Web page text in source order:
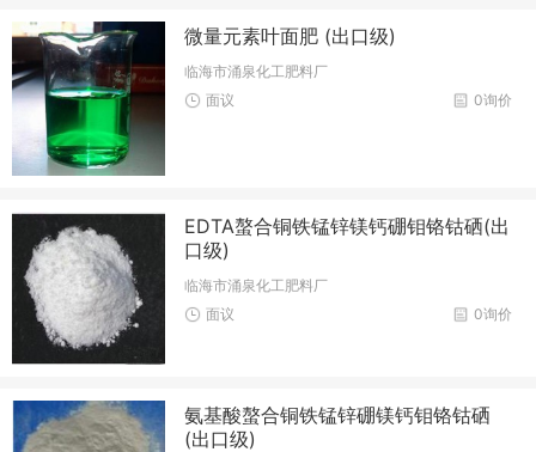
微量元素叶面肥 (出口级)
临海市涌泉化工肥料厂
0询价
面议
EDTA螯合铜铁锰锌镁钙硼钼铬钴硒(出
口级)
临海市涌泉化工肥料厂
0询价
面议
氨基酸螯合铜铁锰锌硼镁钙钼铬钴硒
(出口级)